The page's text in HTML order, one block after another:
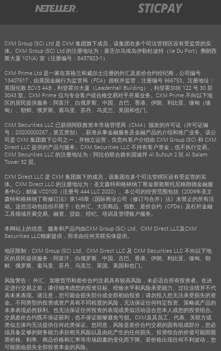
CXM Group (SC) Ltd 是 CXM 集团旗下成员，该集团在多个司法管辖区设有受监管的实
体。CXM Group (SC) Ltd 的注册地址为：塞舌尔马埃岛伊勒杜波特（Ile Du Port）弗朗西
斯大厦 101(A) 室（注册编号：8437923-1）
CXM Prime Ltd 是一家在英格兰和威尔士注册的外汇及差价合约经纪商，公司编号
13407617，由英国金融行为监管局（FCA）授权并监管，注册编号 966753。注册地址：
英国伦敦 ECV3 4AB，利登霍尔大厦（Leadenhall Building），利登霍尔街 122 号 30 层
3043 室。CXM Prime 仅与专业客户或合格交易对手开展业务。CXM Prime 不向以下地
区的居民提供服务：阿富汗、白俄罗斯、中国、古巴、香港、伊朗、利比亚、缅甸（缅
甸）、朝鲜、俄罗斯、索马里、苏丹、乌克兰、美国和也门。
CXM Securities LLC 已获得阿联酋资本市场管理局（CMA）颁发的许可证（许可证编
号：20200000267，第五类别），获准从事金融服务及金融产品的介绍和推广业务。该公
司是 CXM 集团旗下公司之一，并独立运营，负责向客户介绍由 CXM Group (SC) 和 CXM
Direct LLC 提供的产品与服务。CXM Securities LLC 不持有客户资金，也不执行交易。
CXM Securities LLC 的注册地址为：阿拉伯联合酋长国迪拜 Al Sufouh 2 区 Al Salam
Tower 32 层。
CXM Direct LLC 是 CXM 集团旗下的成员，该集团在多个司法管辖区设有受监管的实
体。CXM Direct LLC 的注册地址为：圣文森特和格林纳丁斯金斯敦斯托尼格朗德金融服
务中心，邮编 VC0100（注册号 444 LLC 2020）。本公司的经营范围包括《2009年圣文
森特和格林纳丁斯修订法》第149章《国际商业公司（修订与合并）法》未禁止的所有活
动。这些活动包括但不限于：在外汇、大宗商品、指数、差价合约（CFDs）及杠杆金融
工具领域开展交易、融资、贷款、经纪、培训及管理账户服务。
本网站上的信息、服务和产品均由CXM Group (SC) Ltd、CXM Direct LLC及CXM
Securities LLC独家提供，而非由任何关联实体提供。
地区限制：CXM Group (SC) Ltd、CXM Direct LLC 及 CXM Securities LLC 不向以下地
区的居民提供服务：阿富汗、白俄罗斯、中国、古巴、香港、伊朗、利比亚、缅甸、朝
鲜、俄罗斯、索马里、苏丹、乌克兰、英国、美国和也门。
风险警告： 外汇、加密货币和差价合约交易具有较高风险，未必适合所有投资者。在决
定进行交易之前，请仔细考虑您的投资目标、经验水平和风险承受能力。过往业绩并不代
表未来表现。请注意，您可能会损失部分或全部初始投资；请勿投入您无法承受损失的资
金。不同类型的投资或资产具有不同程度的风险，无法保证任何特定投资、策略或产品的
未来表现必然获利。也无法保证任何投资的表现或类似活动适合您本人或您的投资组合。
交易差价合约既不保证获利，也不保证能够避免亏损。CXM及其员工、代表、关联方或
类似主体均无法提供任何此类保证。您同意，风险是差价合约交易的固有组成部分，您必
须具备足够的财务能力承担相关风险以及由此产生的任何损失。投资组合的价值可能因股
票价格、利率、商品价格和汇率等市场因素的变化而下降。若价格出现任何不利波动，您
可能面临损失全部投资本金的风险。